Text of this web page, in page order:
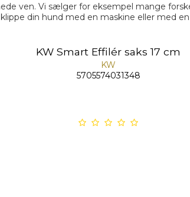
ven. Vi sælger for eksempel mange
din hund med en maskine eller med
KW Smart Effilér saks 17 cm
KW
5705574031348